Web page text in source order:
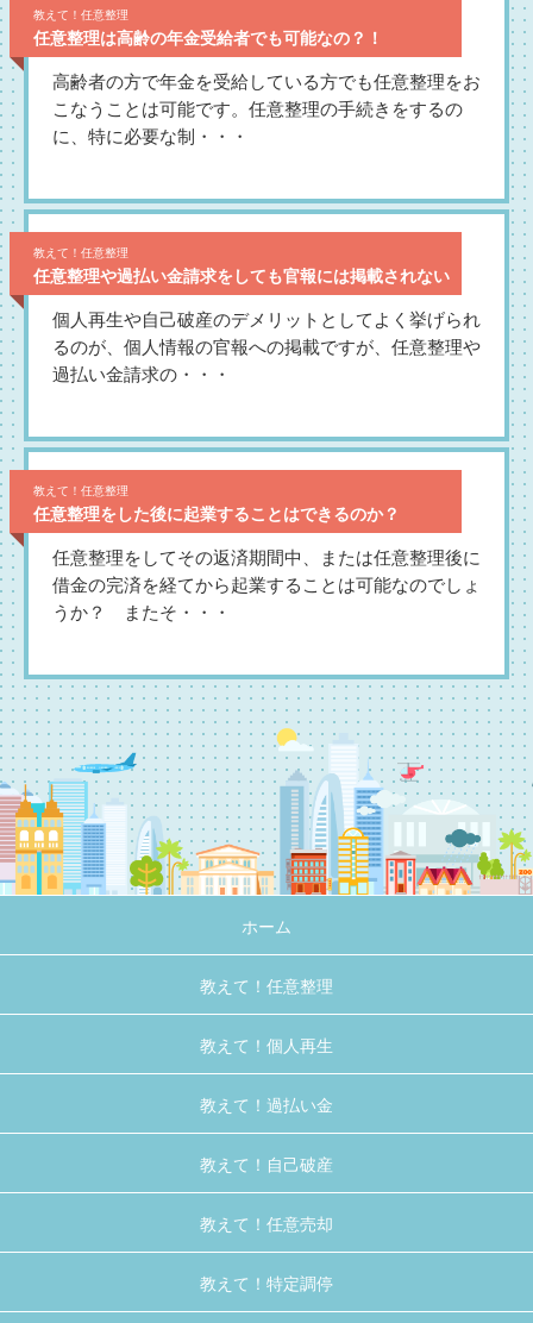
教えて！任意整理
任意整理は高齢の年金受給者でも可能なの？！
高齢者の方で年金を受給している方でも任意整理をお
こなうことは可能です。任意整理の手続きをするの
に、特に必要な制・・・
教えて！任意整理
任意整理や過払い金請求をしても官報には掲載されない
個人再生や自己破産のデメリットとしてよく挙げられ
るのが、個人情報の官報への掲載ですが、任意整理や
過払い金請求の・・・
教えて！任意整理
任意整理をした後に起業することはできるのか？
任意整理をしてその返済期間中、または任意整理後に
借金の完済を経てから起業することは可能なのでしょ
うか？ またそ・・・
ホーム
教えて！任意整理
教えて！個人再生
教えて！過払い金
教えて！自己破産
教えて！任意売却
教えて！特定調停